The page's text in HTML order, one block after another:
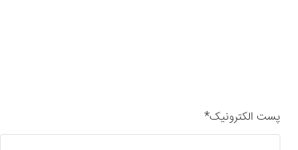
پست الکترونیک*